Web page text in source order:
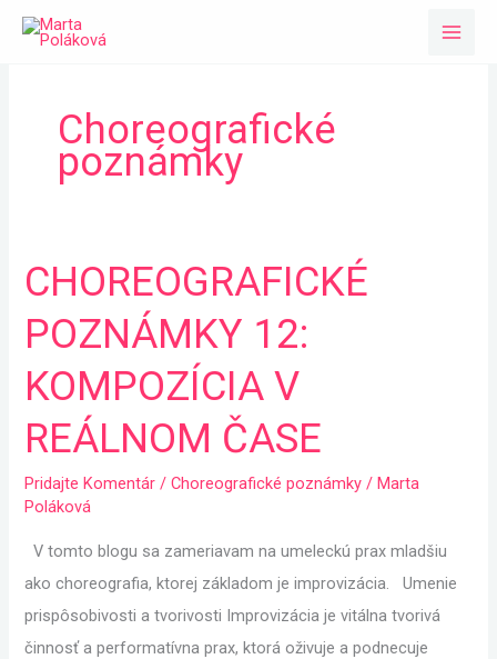
Preskočiť
Choreografické
poznámky
CHOREOGRAFICKÉ
POZNÁMKY 12:
KOMPOZÍCIA V
REÁLNOM ČASE
Pridajte Komentár /Choreografické poznámky /Marta
Poláková
V tomto blogu sa zameriavam na umeleckú prax mladšiu
ako choreografia, ktorej základom je improvizácia. Umenie
prispôsobivosti a tvorivosti Improvizácia je vitálna tvorivá
činnosť a performatívna prax, ktorá oživuje a podnecuje
CHOREOGRAFICKÉ
POZNÁMKY
12:
KOMPOZÍCIA
V
REÁLNOM